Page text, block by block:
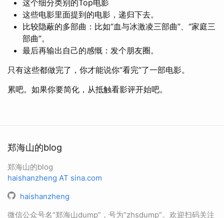
这个细分类别的Top电影
这些电影里面提到的电影，递归下去。
比较隐蔽的多部曲：比如“血与冰激凌三部曲”、“家庭三
部曲”。
最后再输出自己的感慨：发个朋友圈。
只有这些都做完了，你才能说你“看完”了一部电影。
累吧。如果你要简化，从抵触看影评开始吧。
郑海山的blog
郑海山的blog
haishanzheng AT sina.com
haishanzheng
微信公众号名“郑海山dump”，号为“zhsdump”。欢迎扫码关注